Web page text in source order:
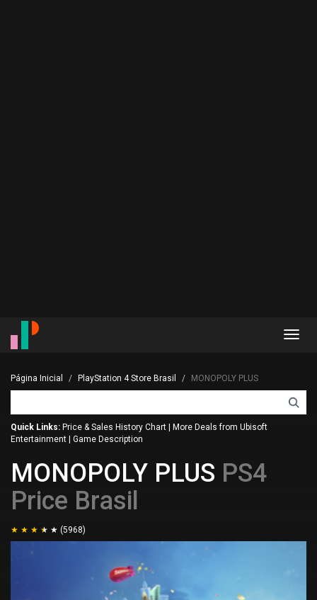
Página Inicial PlayStation 4 Store Brasil MONOPOLY PLUS
Quick Links: Price & Sales History Chart
More Deals from Ubisoft
Entertainment
Game Description
MONOPOLY PLUS PS4
Price Brasil
(5968)